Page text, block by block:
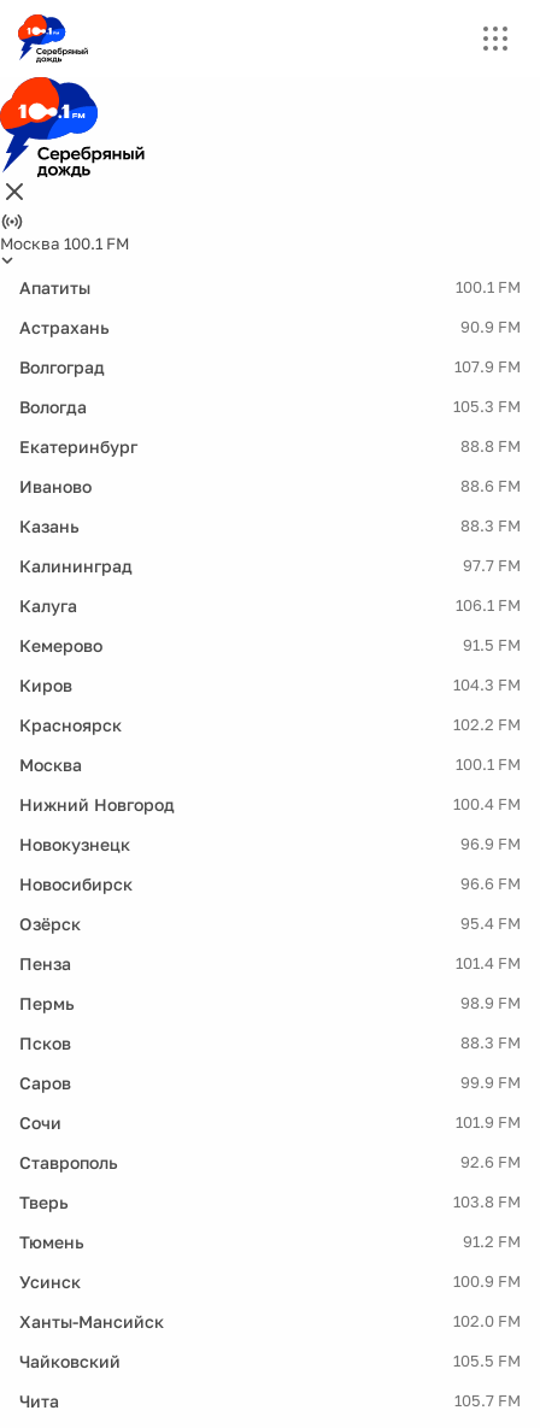
Москва 100.1 FM
Апатиты 100.1 FM
Астрахань 90.9 FM
Волгоград 107.9 FM
Вологда 105.3 FM
Екатеринбург 88.8 FM
Иваново 88.6 FM
Казань 88.3 FM
Калининград 97.7 FM
Калуга 106.1 FM
Кемерово 91.5 FM
Киров 104.3 FM
Красноярск 102.2 FM
Москва 100.1 FM
Нижний Новгород 100.4 FM
Новокузнецк 96.9 FM
Новосибирск 96.6 FM
Озёрск 95.4 FM
Пенза 101.4 FM
Пермь 98.9 FM
Псков 88.3 FM
Саров 99.9 FM
Сочи 101.9 FM
Ставрополь 92.6 FM
Тверь 103.8 FM
Тюмень 91.2 FM
Усинск 100.9 FM
Ханты-Мансийск 102.0 FM
Чайковский 105.5 FM
Чита 105.7 FM